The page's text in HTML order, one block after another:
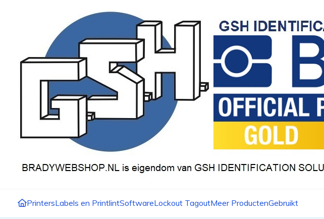
PrintersLabels en PrintlintSoftwareLockout TagoutMeer ProductenGebruikt